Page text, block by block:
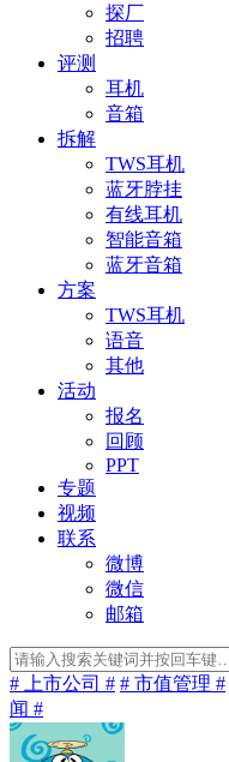
探厂
招聘
评测
耳机
音箱
拆解
TWS耳机
蓝牙脖挂
有线耳机
智能音箱
蓝牙音箱
方案
TWS耳机
语音
其他
活动
报名
回顾
PPT
专题
视频
联系
微博
微信
邮箱
# 上市公司 # # 市值管理 #
闻 #